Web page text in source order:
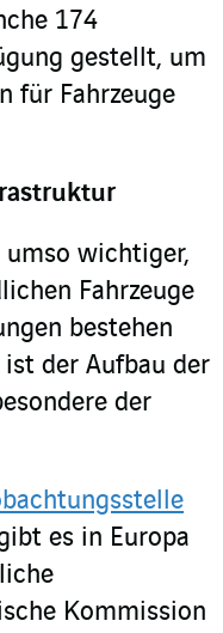
174
gestellt, um
für Fahrzeuge
umso wichtiger,
Fahrzeuge
bestehen
der Aufbau der
der
es in Europa
Kommission